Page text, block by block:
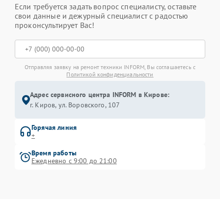
Если требуется задать вопрос специалисту, оставьте
свои данные и дежурный специалист с радостью
проконсультирует Вас!
Отправляя заявку на ремонт техники INFORM, Вы соглашаетесь с
Политикой конфиденциальности
Адрес сервисного центра INFORM в Кирове:
г. Киров, ул. Воровского, 107
Горячая линия
+
Время работы
Ежедневно с 9:00 до 21:00